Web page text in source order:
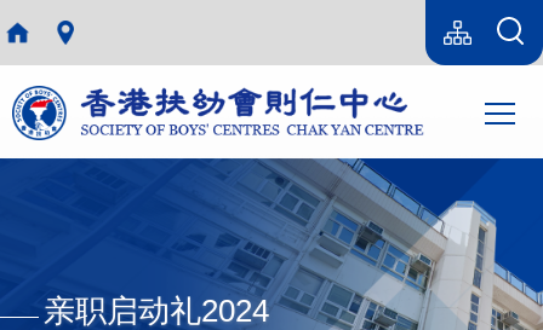
跳转到主要内容
Language
switcher
Sitemap(SC)
导
航
亲职启动礼2024